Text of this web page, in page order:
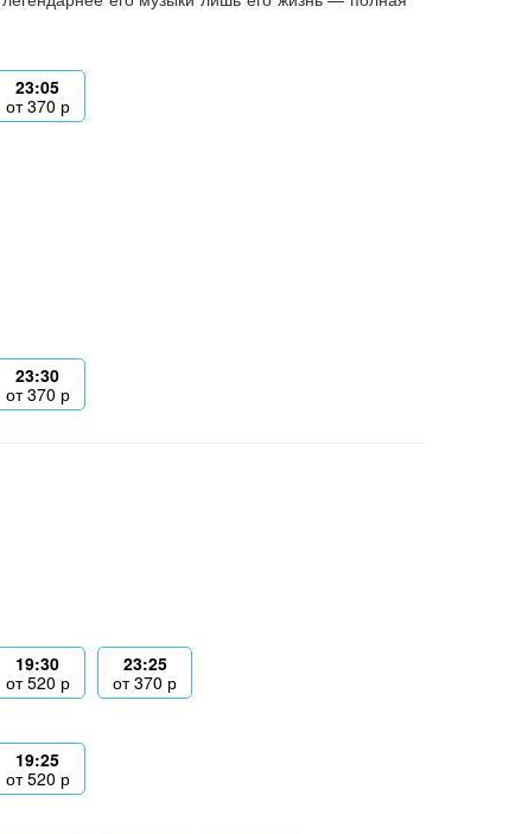
23:05
от370 р
23:30
от370 р
19:30
от520 р
23:25
от370 р
19:25
от520 р